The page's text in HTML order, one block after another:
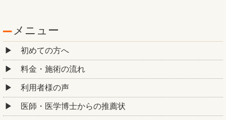
メニュー
初めての方へ
料金・施術の流れ
利用者様の声
医師・医学博士からの推薦状